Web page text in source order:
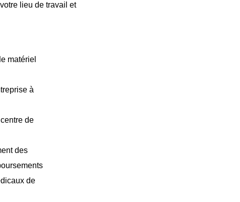
lieu de travail et
matériel
à
de
des
de